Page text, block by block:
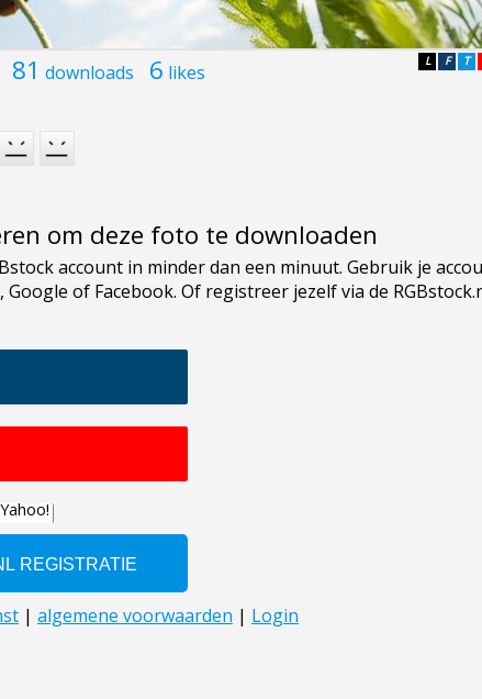
81 downloads 6 likes T
F
L
om deze foto te downloaden